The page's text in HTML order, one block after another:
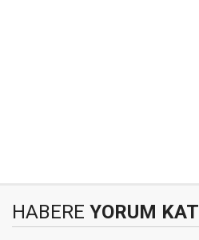
HABERE YORUM KAT